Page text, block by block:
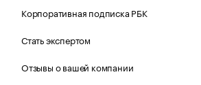
Корпоративная подписка РБК
Стать экспертом
Отзывы о вашей компании